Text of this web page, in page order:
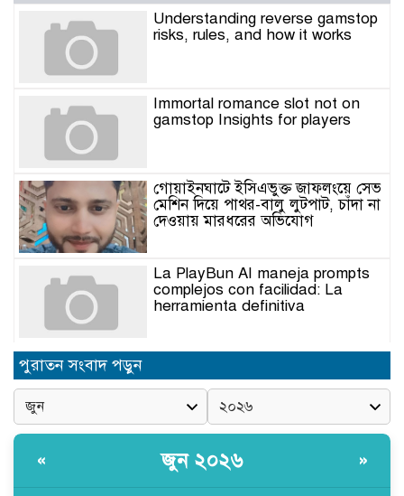
Understanding reverse gamstop
risks, rules, and how it works
Immortal romance slot not on
gamstop Insights for players
গোয়াইনঘাটে ইসিএভুক্ত জাফলংয়ে সেভ
মেশিন দিয়ে পাথর-বালু লুটপাট, চাঁদা না
দেওয়ায় মারধরের অভিযোগ
La PlayBun AI maneja prompts
complejos con facilidad: La
herramienta definitiva
নিত্যপণ্যের ঊর্ধ্বগতি রোধ, স্বাধীন দুদক
নবনিযুক্ত এসএমপি কমিশনারের সঙ্গে
সাংবাদিকদের মতবিনিময় সভা
পুরাতন সংবাদ পড়ুন
« জুন ২০২৬ »